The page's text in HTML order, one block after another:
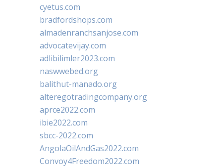
cyetus.com
bradfordshops.com
almadenranchsanjose.com
advocatevijay.com
adlibilimler2023.com
naswwebed.org
balithut-manado.org
alteregotradingcompany.org
aprce2022.com
ibie2022.com
sbcc-2022.com
AngolaOilAndGas2022.com
Convoy4Freedom2022.com